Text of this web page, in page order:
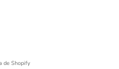
de Shopify